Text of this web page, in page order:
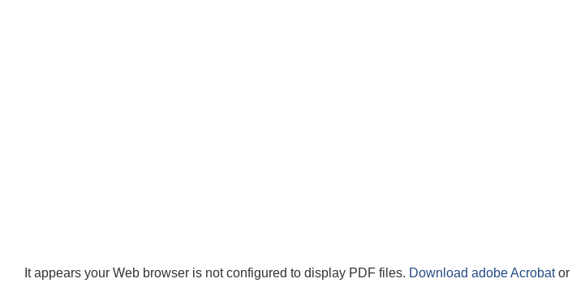
It appears your Web browser is not configured to display PDF files. Download adobe Acrobator